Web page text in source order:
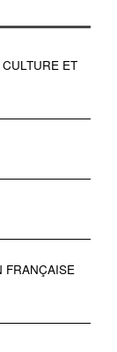
ET
FRANÇAISE